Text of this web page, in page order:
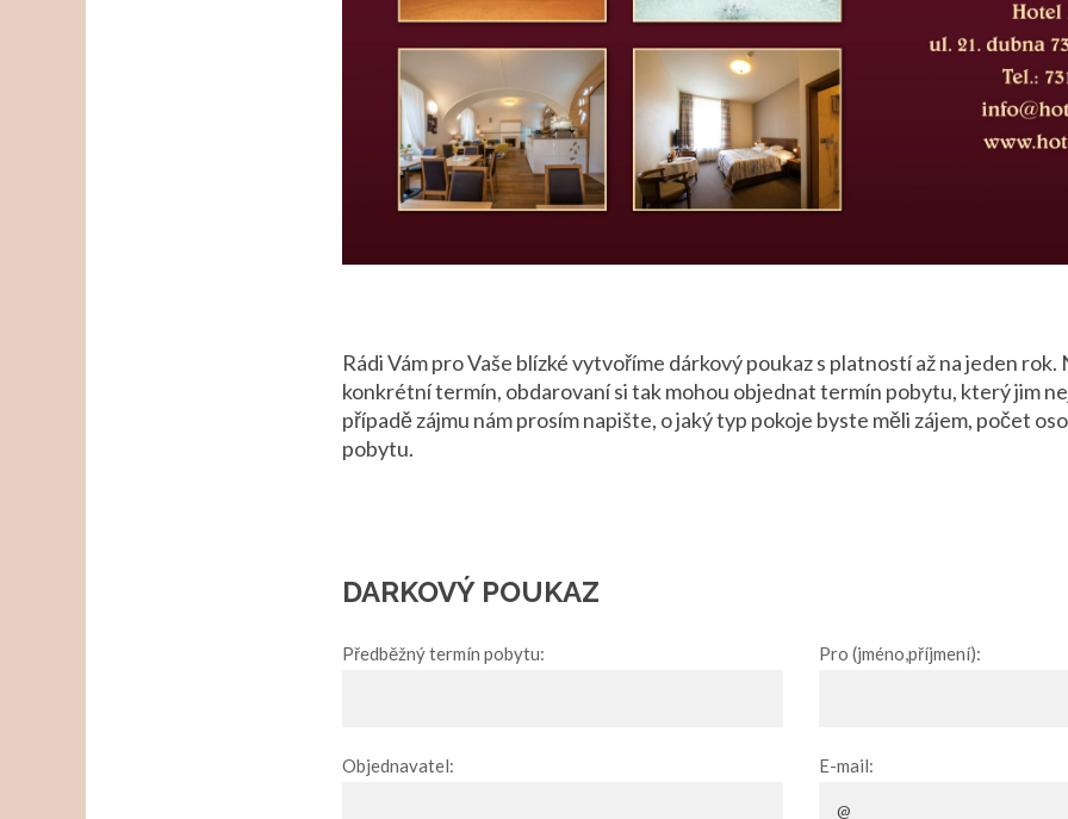
Rádi Vám pro Vaše blízké vytvoříme dárkový poukaz s platností až na jeden
konkrétní termín, obdarovaní si tak mohou objednat termín pobytu, který jim
případě zájmu nám prosím napište, o jaký typ pokoje byste měli zájem, počet
pobytu.
DARKOVÝ POUKAZ
Předběžný termín pobytu: Pro (jméno,příjmení):
Objednavatel: E-mail: